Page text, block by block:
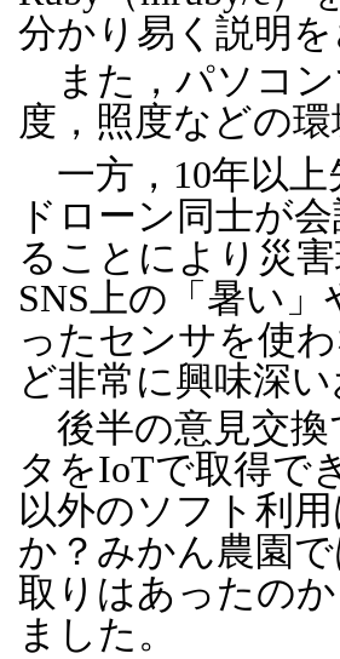
分かり易く説明
また，パソコン
度，照度などの
一方，10年以上
ドローン同士が
ることにより災
SNS上の「暑い
ったセンサを使
ど非常に興味深
後半の意見交換
タをIoTで取得で
以外のソフト利
か？みかん農園
取りはあったの
ました。